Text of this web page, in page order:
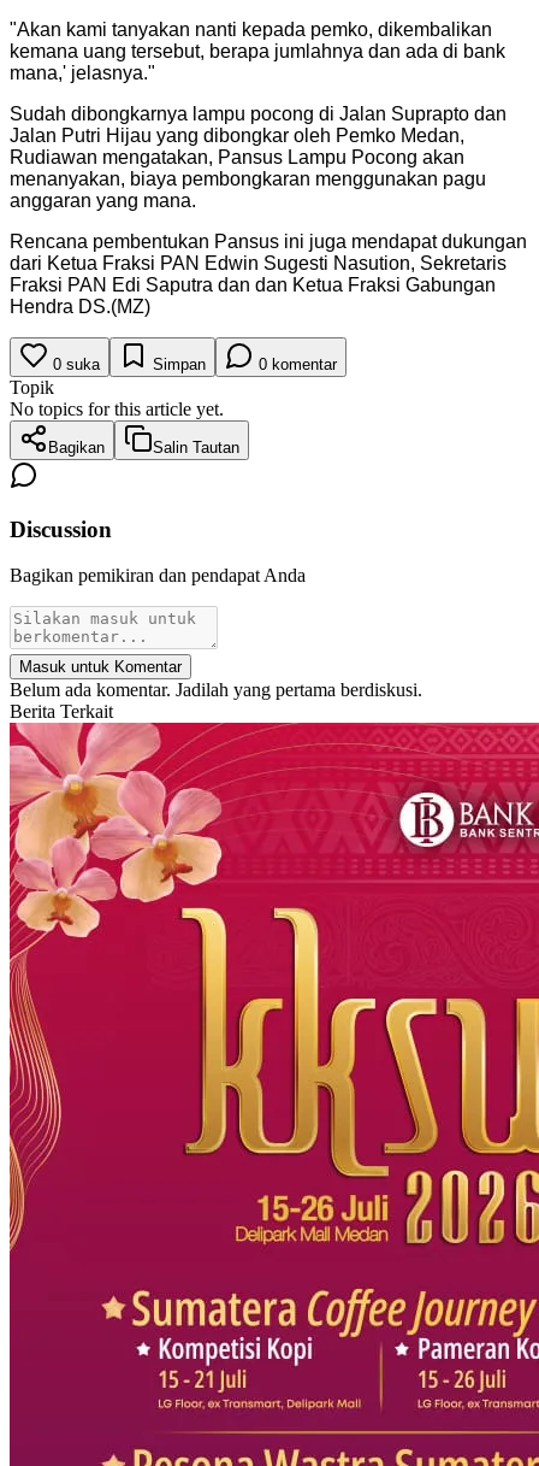
"Akan kami tanyakan nanti kepada pemko, dikembalikan
kemana uang tersebut, berapa jumlahnya dan ada di bank
mana,' jelasnya."
Sudah dibongkarnya lampu pocong di Jalan Suprapto dan
Jalan Putri Hijau yang dibongkar oleh Pemko Medan,
Rudiawan mengatakan, Pansus Lampu Pocong akan
menanyakan, biaya pembongkaran menggunakan pagu
anggaran yang mana.
Rencana pembentukan Pansus ini juga mendapat dukungan
dari Ketua Fraksi PAN Edwin Sugesti Nasution, Sekretaris
Fraksi PAN Edi Saputra dan dan Ketua Fraksi Gabungan
Hendra DS.(MZ)
0 suka Simpan 0 komentar
Topik
No topics for this article yet.
Bagikan Salin Tautan
Discussion
Bagikan pemikiran dan pendapat Anda
Masuk untuk Komentar
Belum ada komentar. Jadilah yang pertama berdiskusi.
Berita Terkait